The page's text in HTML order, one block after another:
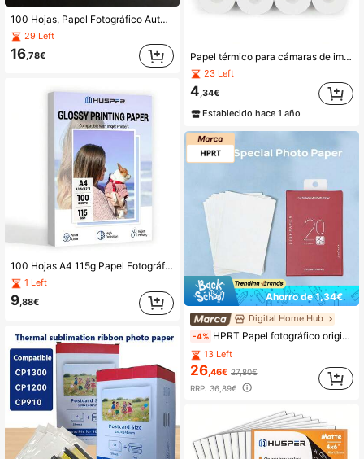
100 Hojas, Papel Fotográfico Autoadhesivo A4, Papel Fotográfico Brillante, 8.3x11.7 Pulgadas, Adecuado para Impresoras de Inyección de Tinta, 90/115/135/150 Gramos
29 Left
16 ,78€
100 Hojas A4 115g Papel Fotográfico Brillante de Una Sola Cara para Impresión Inkjet 30lb Papel Brillante Fino para Uso Doméstico y de Oficina
1 Left
9,88€
Papel térmico para cámaras de impresión instantánea, 10 rollos, papel de impresora térmico blanco, papel de impresión sin tinta para cámara, fácil de reemplazar - Adecuado para cámara instantánea de niños
23 Left
4,34€
Establecido hace 1 año
Ahorro de 1,34€
Digital Home Hub
-4% HPRT Papel fotográfico original dedicado MT53, papel fotográfico de 3 pulgadas, adhesivo de alta adherencia específico para cámaras, papel fotográfico de bolsillo portátil, tecnología de impresión sin tinta Zink.
13 Left
26,46€ 27,80€
RRP: 36,89€